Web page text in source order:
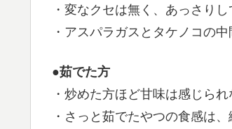
・変なクセは無く、あっさりし
・アスパラガスとタケノコの
●茹でた方
・炒めた方ほど甘味は感じら
・さっと茹でたやつの食感は